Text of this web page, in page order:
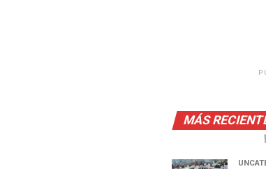
MÁS